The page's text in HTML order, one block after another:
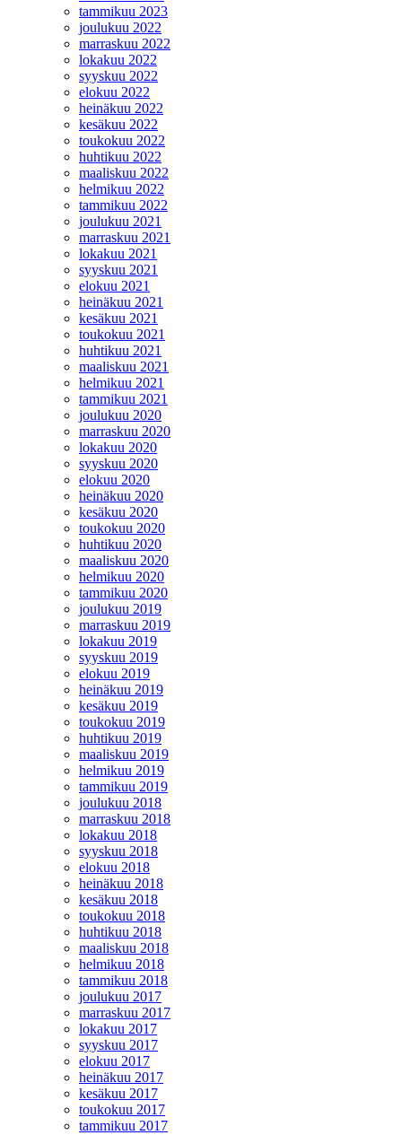
tammikuu 2023
joulukuu 2022
marraskuu 2022
lokakuu 2022
syyskuu 2022
elokuu 2022
heinäkuu 2022
kesäkuu 2022
toukokuu 2022
huhtikuu 2022
maaliskuu 2022
helmikuu 2022
tammikuu 2022
joulukuu 2021
marraskuu 2021
lokakuu 2021
syyskuu 2021
elokuu 2021
heinäkuu 2021
kesäkuu 2021
toukokuu 2021
huhtikuu 2021
maaliskuu 2021
helmikuu 2021
tammikuu 2021
joulukuu 2020
marraskuu 2020
lokakuu 2020
syyskuu 2020
elokuu 2020
heinäkuu 2020
kesäkuu 2020
toukokuu 2020
huhtikuu 2020
maaliskuu 2020
helmikuu 2020
tammikuu 2020
joulukuu 2019
marraskuu 2019
lokakuu 2019
syyskuu 2019
elokuu 2019
heinäkuu 2019
kesäkuu 2019
toukokuu 2019
huhtikuu 2019
maaliskuu 2019
helmikuu 2019
tammikuu 2019
joulukuu 2018
marraskuu 2018
lokakuu 2018
syyskuu 2018
elokuu 2018
heinäkuu 2018
kesäkuu 2018
toukokuu 2018
huhtikuu 2018
maaliskuu 2018
helmikuu 2018
tammikuu 2018
joulukuu 2017
marraskuu 2017
lokakuu 2017
syyskuu 2017
elokuu 2017
heinäkuu 2017
kesäkuu 2017
toukokuu 2017
tammikuu 2017